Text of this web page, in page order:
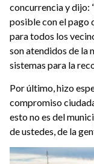
concurrencia y dijo:
posible con el pago
para todos los
son atendidos de la
sistemas para la
Por último, hizo
compromiso
esto no es del
de ustedes, de la